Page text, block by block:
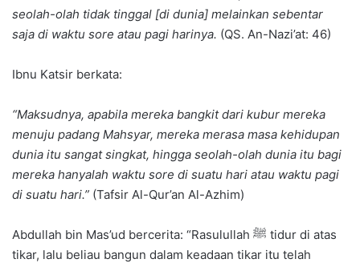
seolah-olah tidak tinggal [di dunia] melainkan sebentar
saja di waktu sore atau pagi harinya. (QS. An-Nazi’at: 46)
Ibnu Katsir berkata:
“Maksudnya, apabila mereka bangkit dari kubur mereka
menuju padang Mahsyar, mereka merasa masa kehidupan
dunia itu sangat singkat, hingga seolah-olah dunia itu bagi
mereka hanyalah waktu sore di suatu hari atau waktu pagi
di suatu hari.” (Tafsir Al-Qur’an Al-Azhim)
Abdullah bin Mas’ud bercerita: “Rasulullah ﷺ tidur di atas
tikar, lalu beliau bangun dalam keadaan tikar itu telah